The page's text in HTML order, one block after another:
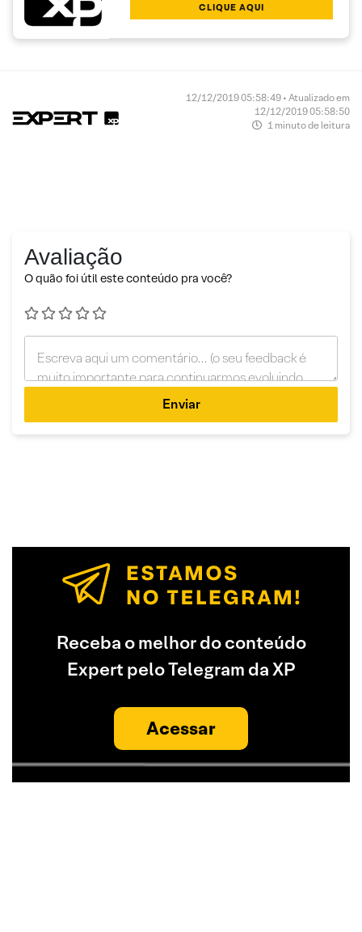
CLIQUE AQUI
12/12/2019 05:58:49 • Atualizado em
12/12/2019 05:58:50
1 minuto de leitura
Avaliação
O quão foi útil este conteúdo pra você?
Enviar
Receba o melhor do conteúdo
Expert pelo Telegram da XP
Acessar